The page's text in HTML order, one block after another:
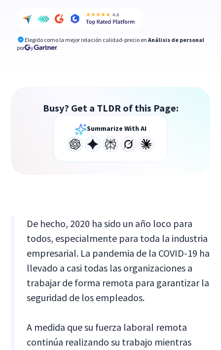
Elegido como la mejor relación calidad-precio en Análisis de personal
por
y
Busy? Get a TLDR of this Page:
Summarize With AI
De hecho, 2020 ha sido un año loco para
todos, especialmente para toda la industria
empresarial. La pandemia de la COVID-19 ha
llevado a casi todas las organizaciones a
trabajar de forma remota para garantizar la
seguridad de los empleados.
A medida que su fuerza laboral remota
continúa realizando su trabajo mientras